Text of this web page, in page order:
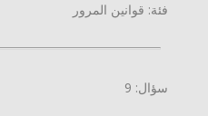
فئة: قوانين المرور
سؤال: 9